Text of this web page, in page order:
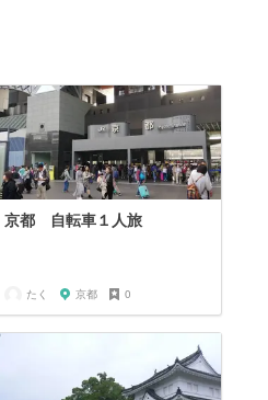
京都 自転車１人旅
たく 京都 0